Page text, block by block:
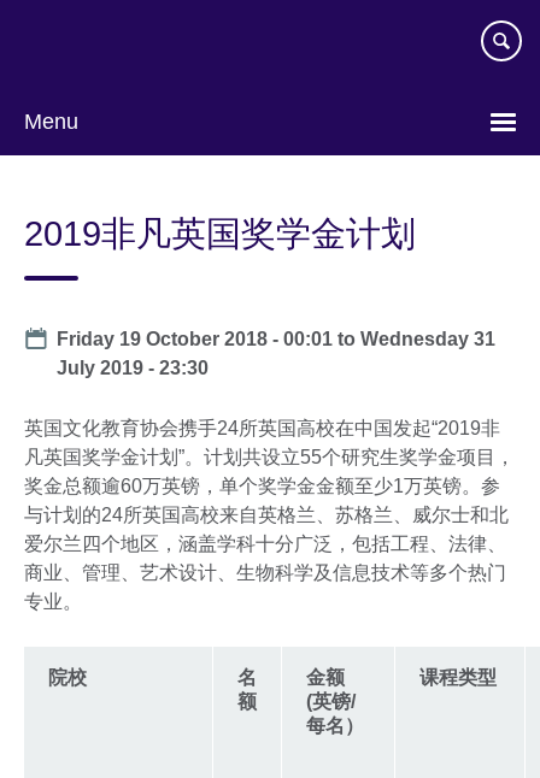
Menu
language
2019非凡英国奖学金计划
Date
Friday 19 October 2018 - 00:01 toWednesday 31
July 2019 - 23:30
英国文化教育协会携手24所英国高校在中国发起“2019非
凡英国奖学金计划”。计划共设立55个研究生奖学金项目，
奖金总额逾60万英镑，单个奖学金金额至少1万英镑。参
与计划的24所英国高校来自英格兰、苏格兰、威尔士和北
爱尔兰四个地区，涵盖学科十分广泛，包括工程、法律、
商业、管理、艺术设计、生物科学及信息技术等多个热门
专业。
院校
名
额
金额
(英镑/
每名）
课程类型